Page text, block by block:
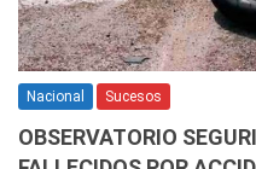
Nacional Sucesos
OBSERVATORIO